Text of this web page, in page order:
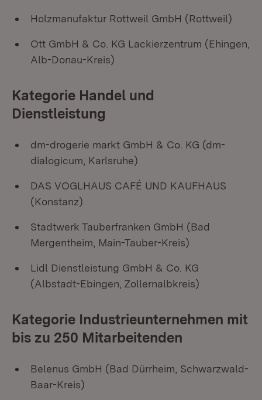
Holzmanufaktur Rottweil GmbH (Rottweil)
Ott GmbH & Co. KG Lackierzentrum (Ehingen,
Alb-Donau-Kreis)
Kategorie Handel und
Dienstleistung
dm-drogerie markt GmbH & Co. KG (dm-
dialogicum, Karlsruhe)
DAS VOGLHAUS CAFÉ UND KAUFHAUS
(Konstanz)
Stadtwerk Tauberfranken GmbH (Bad
Mergentheim, Main-Tauber-Kreis)
Lidl Dienstleistung GmbH & Co. KG
(Albstadt-Ebingen, Zollernalbkreis)
Kategorie Industrieunternehmen mit
bis zu 250 Mitarbeitenden
Belenus GmbH (Bad Dürrheim, Schwarzwald-
Baar-Kreis)